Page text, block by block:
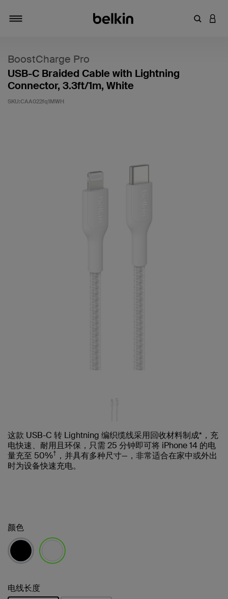
输入关键
登录
BoostCharge Pro
USB-C Braided Cable with Lightning
Connector, 3.3ft/1m, White
SKU:CAA022fq1MWH
这款 USB-C 转 Lightning 编织缆线采用回收材料制成*，充
电快速、耐用且环保，只需 25 分钟即可将 iPhone 14 的电
量充至 50%† ，并具有多种尺寸—，非常适合在家中或外出
时为设备快速充电。
颜色
电线长度